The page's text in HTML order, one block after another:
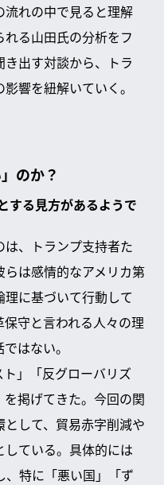
れの中で見ると理解
る山田氏の分析をフ
出す対談から、トラ
響を紐解いていく。
のか？
する見方があるようで
は、トランプ支持者た
は感情的なアメリカ第
に基づいて行動して
守と言われる人々の理
はない。
」「反グローバリズ
掲げてきた。今回の関
して、貿易赤字削減や
ている。具体的には
特に「悪い国」「ず